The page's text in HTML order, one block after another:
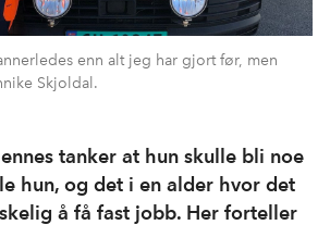
enn alt jeg har gjort før, men
Skjoldal.
tanker at hun skulle bli noe
hun, og det i en alder hvor det
å få fast jobb. Her forteller